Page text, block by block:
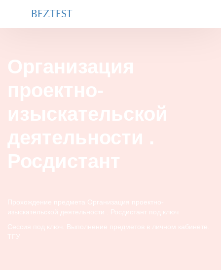
BEZTEST
Организация
проектно-
изыскательской
деятельности .
Росдистант
Прохождение предмета Организация проектно-
изыскательской деятельности . Росдистант под ключ
Сессия под ключ. Выполнение предметов в личном кабинете.
ТГУ